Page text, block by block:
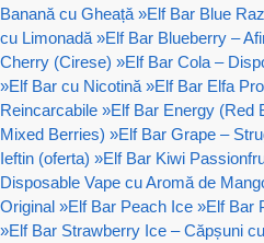
Banană cu Gheață »Elf Bar Blue
cu Limonadă »Elf Bar Blueberry –
Cherry (Cirese) »Elf Bar Cola –
»Elf Bar cu Nicotină »Elf Bar Elfa
Reincarcabile »Elf Bar Energy (Red
Mixed Berries) »Elf Bar Grape –
Ieftin (oferta) »Elf Bar Kiwi
Disposable Vape cu Aromă de
Original »Elf Bar Peach Ice »Elf Bar
»Elf Bar Strawberry Ice – Căpșuni